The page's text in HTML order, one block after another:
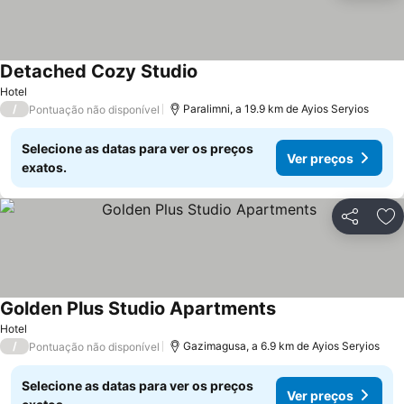
Hotel
Detached Cozy Studio
/ Pontuação não disponível Paralimni, a 19.9 km de Ayios Seryios
Selecione as datas para ver os preços
exatos.
Ver preços
Partilhar
Hotel
Golden Plus Studio Apartments
/ Pontuação não disponível Gazimagusa, a 6.9 km de Ayios Seryios
Selecione as datas para ver os preços
Ver preços